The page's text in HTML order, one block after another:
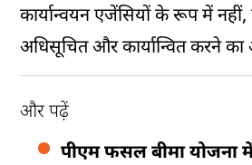
कार्यान्वयन एजेंसियों के रूप में
अधिसूचित और कार्यान्वित करने का
और पढ़ें
पीएम फसल बीमा योजना